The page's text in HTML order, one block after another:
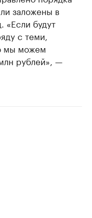
заложены в
«Если будут
с теми,
мы можем
рублей», —